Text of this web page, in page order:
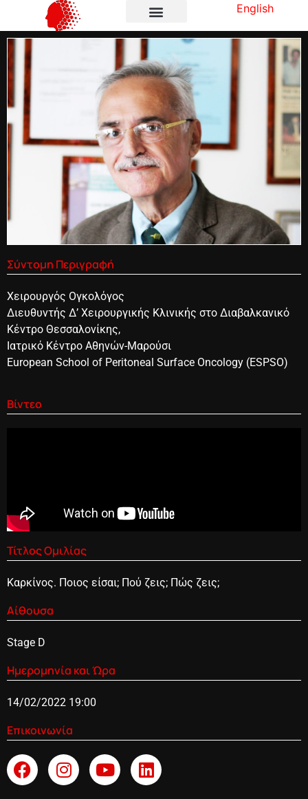
English
Σύντομη Περιγραφή
Χειρουργός Ογκολόγος
Διευθυντής Δ’ Χειρουργικής Κλινικής στο Διαβαλκανικό
Κέντρο Θεσσαλονίκης,
Ιατρικό Κέντρο Αθηνών-Μαρούσι
European School of Peritoneal Surface Oncology (ESPSO)
Βίντεο
Τίτλος Ομιλίας
Καρκίνος. Ποιος είσαι; Πού ζεις; Πώς ζεις;
Αίθουσα
Stage D
Ημερομηνία και Ώρα
14/02/2022 19:00
Επικοινωνία